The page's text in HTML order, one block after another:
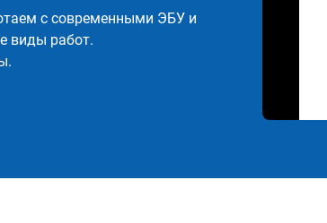
с современными ЭБУ и
виды работ.